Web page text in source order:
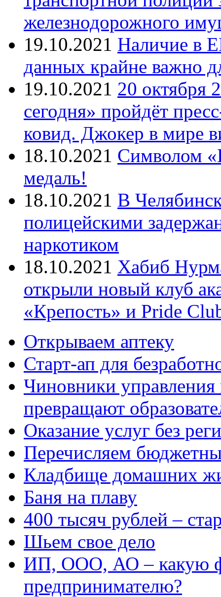
железнодорожного
19.10.2021 Наличие в
данных крайне важно
19.10.2021 20 октября
сегодня» пройдёт
ковид. Джокер в мире
18.10.2021 Символом
медаль!
18.10.2021 В
полицейскими
наркотиком
18.10.2021 Хабиб
открыли новый клуб
«Крепость» и Pride
Открываем аптеку
Старт-ап для
Чиновники
превращают
Оказание услуг без
Перечисляем
Кладбище домашних
Баня на плаву
400 тысяч рублей –
Шьем свое дело
ИП, ООО, АО – какую
предпринимателю?